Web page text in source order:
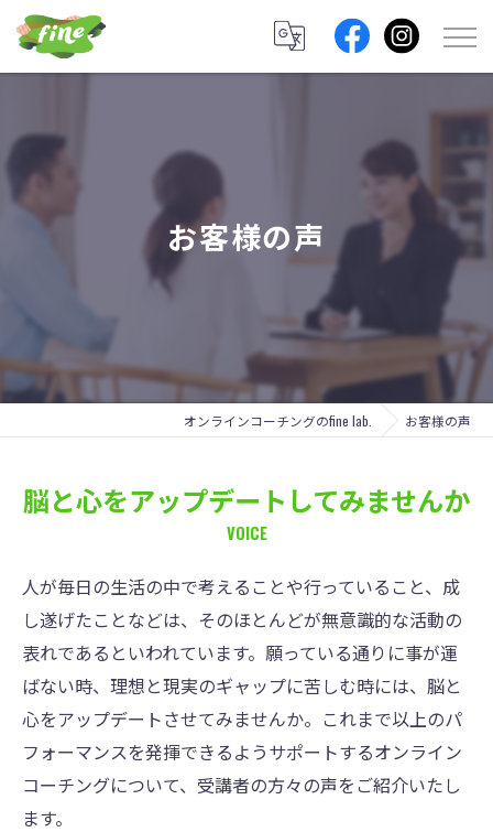
お客様の声
オンラインコーチングのfine lab. お客様の声
脳と心をアップデートしてみませんか
VOICE
人が毎日の生活の中で考えることや行っていること、成
し遂げたことなどは、そのほとんどが無意識的な活動の
表れであるといわれています。願っている通りに事が運
ばない時、理想と現実のギャップに苦しむ時には、脳と
心をアップデートさせてみませんか。これまで以上のパ
フォーマンスを発揮できるようサポートするオンライン
コーチングについて、受講者の方々の声をご紹介いたし
ます。